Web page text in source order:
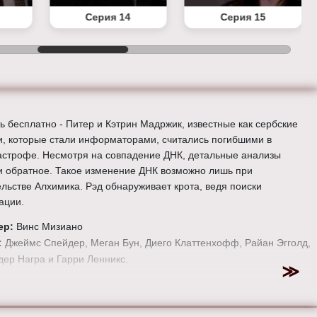
Серия 14 Серия 15
бесплатно - Питер и Кэтрин Мадржик, известные как сербские
которые стали информаторами, считались погибшими в
Несмотря на совпадение ДНК, детальные анализы
обратное. Такое изменение ДНК возможно лишь при
Алхимика. Рэд обнаруживает крота, ведя поиски
Винс Мизиано
Джеймс Спейдер, Меган Бун, Диего Клаттенхофф, Райан Эгголд,
Награ и Гарри Ленникс.
blacklist-tv.ru.